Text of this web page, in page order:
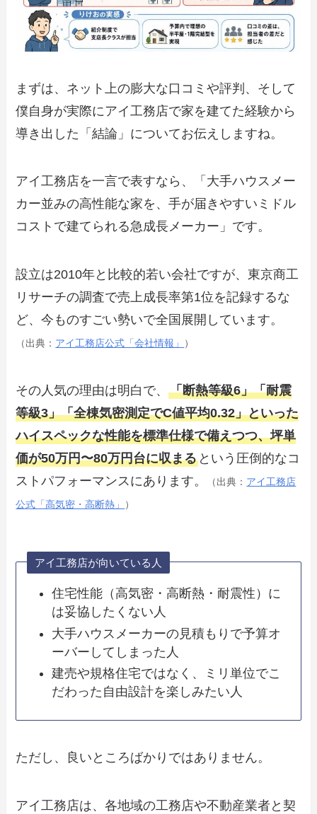
まずは、ネット上の膨大な口コミや評判、そして
僕自身が実際にアイ工務店で家を建てた経験から
導き出した「結論」についてお伝えしますね。
アイ工務店を一言で表すなら、「大手ハウスメー
カー並みの高性能な家を、手が届きやすいミドル
コストで建てられる急成長メーカー」です。
設立は2010年と比較的若い会社ですが、東京商工
リサーチの調査で売上成長率第1位を記録するな
ど、今ものすごい勢いで全国展開しています。
（出典： アイ工務店公式「会社情報」 ）
その人気の理由は明白で、「断熱等級6」「耐震
等級3」「全棟気密測定でC値平均0.32」といった
ハイスペックな性能を標準仕様で備えつつ、坪単
価が50万円〜80万円台に収まる という圧倒的なコ
ストパフォーマンスにあります。
（出典： アイ工務店
公式「高気密・高断熱」
）
アイ工務店が向いている人
住宅性能（高気密・高断熱・耐震性）に
は妥協したくない人
大手ハウスメーカーの見積もりで予算オ
ーバーしてしまった人
建売や規格住宅ではなく、ミリ単位でこ
だわった自由設計を楽しみたい人
ただし、良いところばかりではありません。
アイ工務店は、各地域の工務店や不動産業者と契